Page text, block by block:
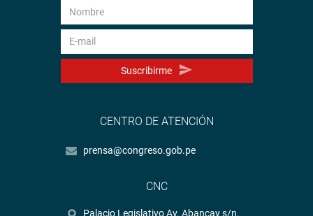
Suscribirme
CENTRO DE ATENCIÓN
prensa@congreso.gob.pe
CNC
Palacio Legislativo Av. Abancay s/n.